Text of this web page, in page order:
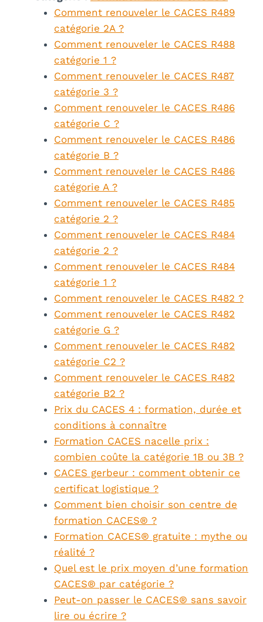
Comment renouveler le CACES R489
catégorie 2A ?
Comment renouveler le CACES R488
catégorie 1 ?
Comment renouveler le CACES R487
catégorie 3 ?
Comment renouveler le CACES R486
catégorie C ?
Comment renouveler le CACES R486
catégorie B ?
Comment renouveler le CACES R486
catégorie A ?
Comment renouveler le CACES R485
catégorie 2 ?
Comment renouveler le CACES R484
catégorie 2 ?
Comment renouveler le CACES R484
catégorie 1 ?
Comment renouveler le CACES R482 ?
Comment renouveler le CACES R482
catégorie G ?
Comment renouveler le CACES R482
catégorie C2 ?
Comment renouveler le CACES R482
catégorie B2 ?
Prix du CACES 4 : formation, durée et
conditions à connaître
Formation CACES nacelle prix :
combien coûte la catégorie 1B ou 3B ?
CACES gerbeur : comment obtenir ce
certificat logistique ?
Comment bien choisir son centre de
formation CACES® ?
Formation CACES® gratuite : mythe ou
réalité ?
Quel est le prix moyen d’une formation
CACES® par catégorie ?
Peut-on passer le CACES® sans savoir
lire ou écrire ?